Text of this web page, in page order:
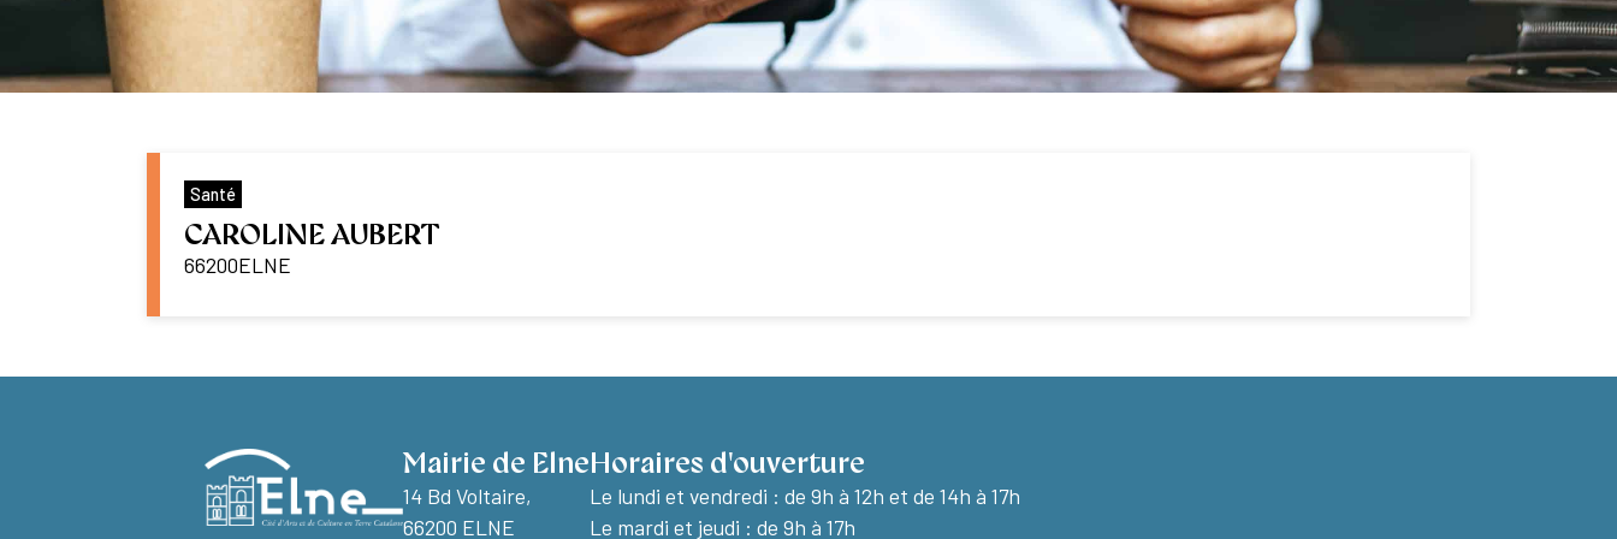
Santé
CAROLINE AUBERT
66200ELNE
Mairie de Elne
14 Bd Voltaire,
66200 ELNE
Horaires d'ouverture
Le lundi et vendredi : de 9h à 12h et de 14h à 17h
Le mardi et jeudi : de 9h à 17h